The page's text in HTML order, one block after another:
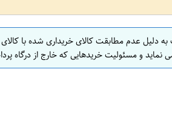
دلیل عدم مطابقت کالای خریداری شده با
و مسئولیت خریدهایی که خارج از درگاه